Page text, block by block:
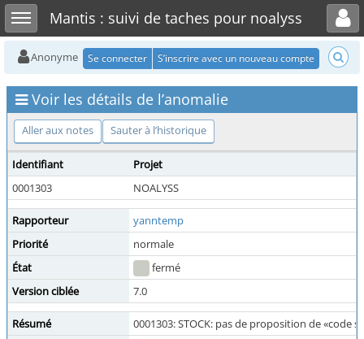
Toggle sidebarMantis : suivi de taches pour noalyss
Toggle user menu
Anonyme Se connecter S’inscrire avec un nouveau compte
Voir les détails de l’anomalie
Aller aux notes Sauter à l’historique
Identifiant
Projet
0001303
NOALYSS
Rapporteur
yanntemp
Priorité
normale
État
fermé
Version ciblée
7.0
Résumé
0001303: STOCK: pas de proposition de «code